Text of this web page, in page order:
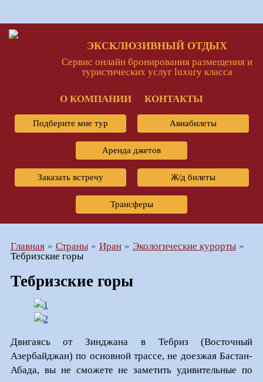
ЭКСКЛЮЗИВНЫЙ ОТДЫХ
Сервис онлайн бронирования размещения и
туристических услуг luxury класса
О КОМПАНИИ КОНТАКТЫ
Подберите мне тур Авиабилеты
Аренда джетов
Заказать встречу Ж/д билеты
Трансферы
Главная Страны Иран
Экологические курорты
Тебризские горы
Тебризские горы
Двигаясь от Зинджана в Тебриз (Восточный
Азербайджан) по основной трассе, не доезжая Бастан-
Абада, вы не сможете не заметить удивительные по